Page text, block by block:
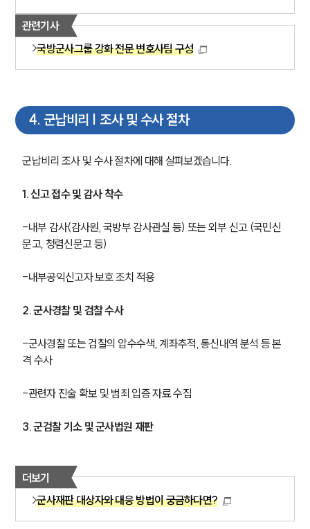
그룹소개
오시는 길
글로벌 파트너 로펌
고객의 소리
통합검색
관련기사
국방군사그룹 강화 전문 변호사팀 구성
4. 군납비리 | 조사 및 수사 절차
군납비리 조사 및 수사 절차에 대해 살펴보겠습니다.
1. 신고 접수 및 감사 착수
-내부 감사(감사원, 국방부 감사관실 등) 또는 외부 신고 (국민신
문고, 청렴신문고 등)
-내부공익신고자 보호 조치 적용
2. 군사경찰 및 검찰 수사
-군사경찰 또는 검찰의 압수수색, 계좌추적, 통신내역 분석 등 본
격 수사
-관련자 진술 확보 및 범죄 입증 자료 수집
3. 군검찰 기소 및 군사법원 재판
더보기
군사재판 대상자와 대응 방법이 궁금하다면?